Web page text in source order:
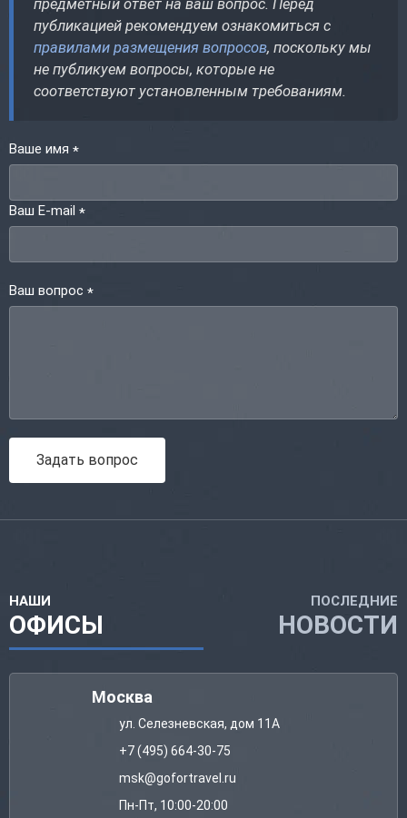
предметный ответ на ваш вопрос. Перед
публикацией рекомендуем ознакомиться с
правилами размещения вопросов, поскольку мы
не публикуем вопросы, которые не
соответствуют установленным требованиям.
Ваше имя *
Ваш E-mail *
Ваш вопрос *
Задать вопрос
НАШИ
ОФИСЫ
ПОСЛЕДНИЕ
НОВОСТИ
Москва
ул. Селезневская, дом 11А
+7 (495) 664-30-75
msk@gofortravel.ru
Пн-Пт, 10:00-20:00